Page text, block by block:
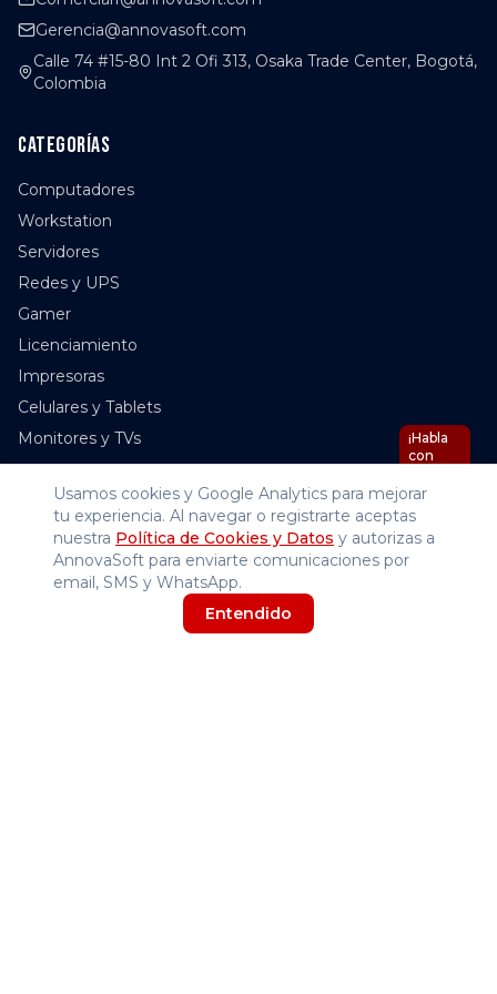
Gerencia@annovasoft.com
Calle 74 #15-80 Int 2 Ofi 313, Osaka Trade Center, Bogotá,
Colombia
Categorías
Computadores
Workstation
Servidores
Redes y UPS
Gamer
Licenciamiento
Impresoras
Celulares y Tablets
Monitores y TVs
Empresa
Inicio
Tienda
¡Habla
con
IA!
Usamos cookies y Google Analytics para mejorar
tu experiencia. Al navegar o registrarte aceptas
nuestra Política de Cookies y Datos y autorizas a
AnnovaSoft para enviarte comunicaciones por
email, SMS y WhatsApp.
Entendido